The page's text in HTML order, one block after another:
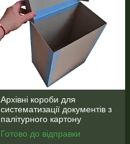
Архівні короби для
систематизації документів з
палітурного картону
(оклейний) 390x270x180 мм
Готово до відправки